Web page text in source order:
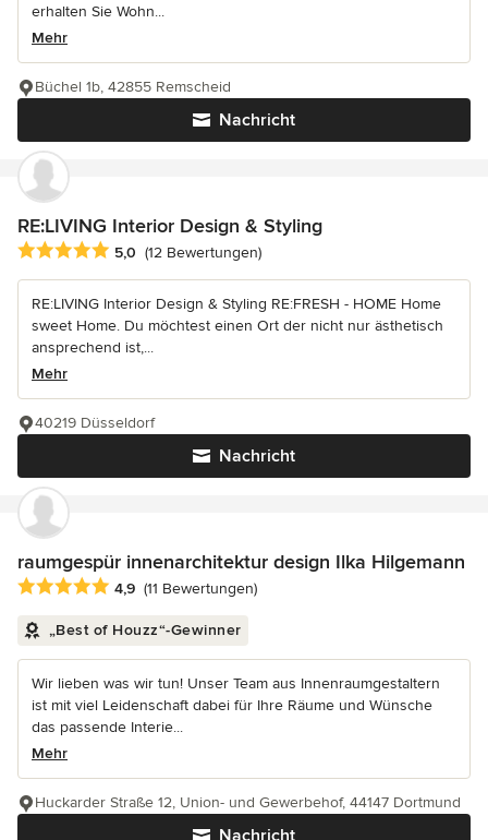
erhalten Sie Wohn...
Mehr
Nachricht
Büchel 1b, 42855 Remscheid
RE:LIVING Interior Design & Styling
Durchschnittliche Bewertung: 5 von 5 Sternen
5,0 (12 Bewertungen)
RE:LIVING Interior Design & Styling RE:FRESH - HOME Home
sweet Home. Du möchtest einen Ort der nicht nur ästhetisch
ansprechend ist,...
Mehr
Nachricht
40219 Düsseldorf
raumgespür innenarchitektur design Ilka Hilgemann
Durchschnittliche Bewertung: 4.9 von 5 Sternen
4,9 (11 Bewertungen)
„Best of Houzz“-Gewinner
Wir lieben was wir tun! Unser Team aus Innenraumgestaltern
ist mit viel Leidenschaft dabei für Ihre Räume und Wünsche
das passende Interie...
Mehr
Huckarder Straße 12, Union- und Gewerbehof, 44147 Dortmund